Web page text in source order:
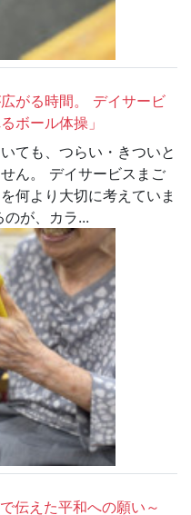
がる時間。 デイサービ
ボール体操」
ても、つらい・きついと
ん。 デイサービスまご
何より大切に考えていま
が、カラ...
伝えた平和への願い～